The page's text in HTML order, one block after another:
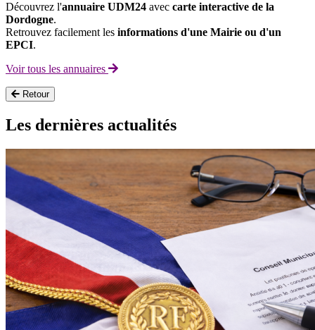
Découvrez l'annuaire UDM24 avec carte interactive de la
Dordogne.
Retrouvez facilement les informations d'une Mairie ou d'un
EPCI.
Voir tous les annuaires
Retour
Les dernières actualités